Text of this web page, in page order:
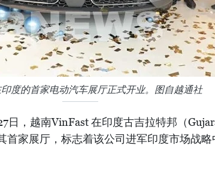
度的首家电动汽车展厅正式开业。图自越通社
日，越南VinFast 在印度古吉拉特邦（
首家展厅，标志着该公司进军印度市场战